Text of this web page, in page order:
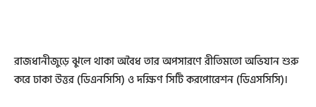
রাজধানীজুড়ে ঝুলে থাকা অবৈধ তার অপসারণে রীতিমতো অভিযান শুরু
করে ঢাকা উত্তর (ডিএনসিসি) ও দক্ষিণ সিটি করপোরেশন (ডিএসসিসি)।